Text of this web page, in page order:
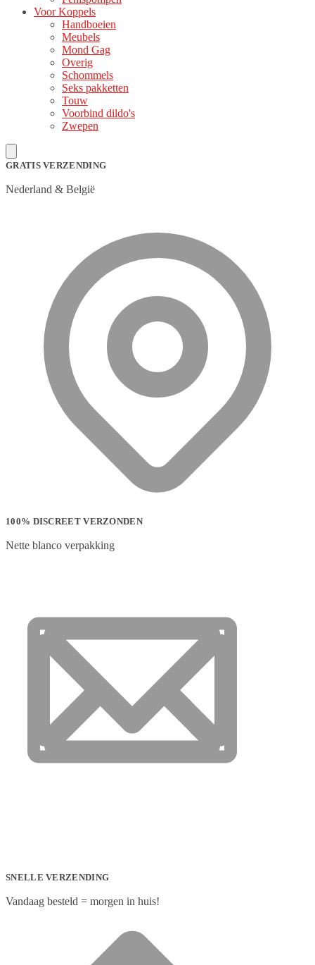
Voor Koppels
Handboeien
Meubels
Mond Gag
Overig
Schommels
Seks pakketten
Touw
Voorbind dildo's
Zwepen
GRATIS VERZENDING
Nederland & België
100% DISCREET VERZONDEN
Nette blanco verpakking
SNELLE VERZENDING
Vandaag besteld = morgen in huis!